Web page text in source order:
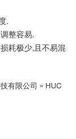
.
整容易.
耗极少,且不易混
有限公司 » HUC